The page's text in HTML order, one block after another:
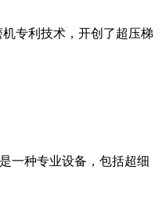
专利技术，开创了超压梯
一种专业设备，包括超细